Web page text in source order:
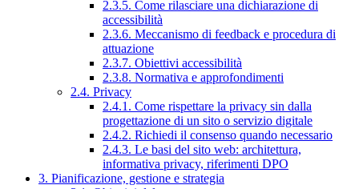
2.3.5. Come rilasciare una dichiarazione di
accessibilità
2.3.6. Meccanismo di feedback e procedura di
attuazione
2.3.7. Obiettivi accessibilità
2.3.8. Normativa e approfondimenti
2.4. Privacy
2.4.1. Come rispettare la privacy sin dalla
progettazione di un sito o servizio digitale
2.4.2. Richiedi il consenso quando necessario
2.4.3. Le basi del sito web: architettura,
informativa privacy, riferimenti DPO
3. Pianificazione, gestione e strategia